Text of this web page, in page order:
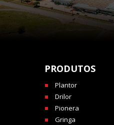
PRODUTOS
Plantor
Drilor
Pionera
Gringa